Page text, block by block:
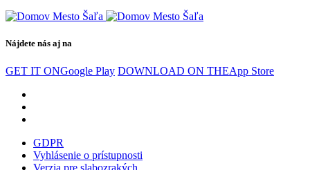
Nájdete nás aj na
GET IT ONGoogle Play DOWNLOAD ON THEApp Store
GDPR
Vyhlásenie o prístupnosti
Verzia pre slabozrakých